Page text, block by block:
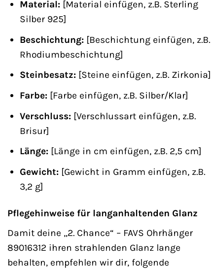
Material:[Material einfügen, z.B. Sterling
Silber 925]
Beschichtung:[Beschichtung einfügen, z.B.
Rhodiumbeschichtung]
Steinbesatz:[Steine einfügen, z.B. Zirkonia]
Farbe:[Farbe einfügen, z.B. Silber/Klar]
Verschluss:[Verschlussart einfügen, z.B.
Brisur]
Länge:[Länge in cm einfügen, z.B. 2,5 cm]
Gewicht:[Gewicht in Gramm einfügen, z.B.
3,2 g]
Pflegehinweise für langanhaltenden Glanz
Damit deine „2. Chance“ – FAVS Ohrhänger
89016312 ihren strahlenden Glanz lange
behalten, empfehlen wir dir, folgende